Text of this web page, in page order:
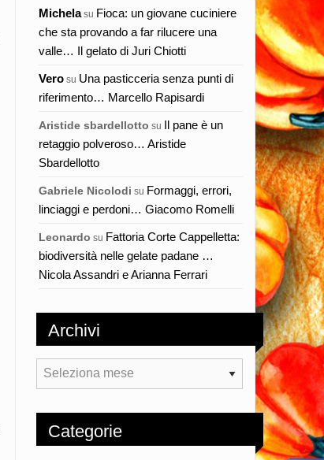
Michelasu Fioca: un giovane cuciniere
che sta provando a far rilucere una
valle… Il gelato di Juri Chiotti
Vero su Una pasticceria senza punti di
riferimento… Marcello Rapisardi
Aristide sbardellotto su Il pane è un
retaggio polveroso… Aristide
Sbardellotto
Gabriele Nicolodi su Formaggi, errori,
linciaggi e perdoni… Giacomo Romelli
Leonardo su Fattoria Corte Cappelletta:
biodiversità nelle gelate padane …
Nicola Assandri e Arianna Ferrari
Archivi
Archivi
Categorie